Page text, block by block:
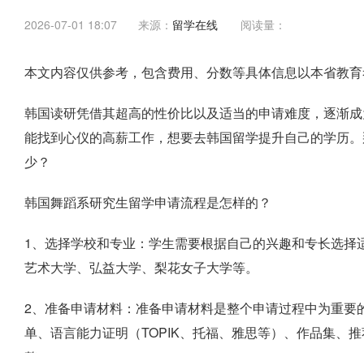
2026-07-01 18:07 来源： 留学在线 阅读量：
本文内容仅供参考，包含费用、分数等具体信息以本省教
韩国读研凭借其超高的性价比以及适当的申请难度，逐渐
能找到心仪的高薪工作，想要去韩国留学提升自己的学历
少？
韩国舞蹈系研究生留学申请流程是怎样的？
1、选择学校和专业：学生需要根据自己的兴趣和专长选
艺术大学、弘益大学、梨花女子大学等。
2、准备申请材料：准备申请材料是整个申请过程中为重
单、语言能力证明（TOPIK、托福、雅思等）、作品集、